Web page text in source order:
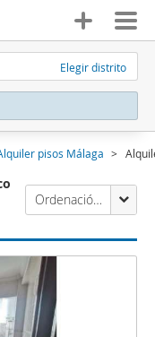
Elegir distrito
pisos Málaga
Ordenación Enalquiler